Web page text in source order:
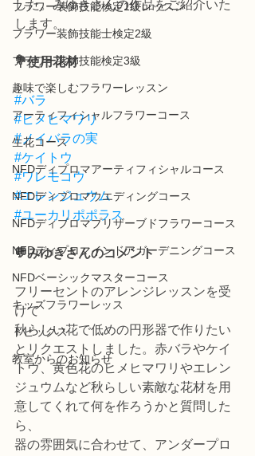
フラワー装飾技能検定1級レッスン
フラワー装飾技能士検定2級
フラワー装飾技能検定3級
趣味で楽しむフラワーレッスン
アーティフィシャルフラワーコース
生花コース
NFDディプロマアーティフィシャルコース
NFDディプロマウエディングコース
NFDディプロマプリザーブドフラワーコース
NFDディプロマインドアガーデニングコース
NFDベーシックマスターコース
キッズフラワーレッス
トピックス
教室からのお知らせ
した。みゆきさんの作品をご紹介いた
します。
💐使用花材
#バラ
#ヒメヒマワリ
#ノイバラの実
#ケイトウ
#ワレモコウ
#エレンジュウム
#ユーカリポポラス
💬みゆきさんのコメント
フリーセントのアレンジレッスンを受
けて
秋らしい花で低めの円形器で作りたい
とリクエストしました。赤バラやケイ
トウ、黄色花のヒメヒマワリやエレン
ジュウムなど秋らしい素敵な花材を用
意してくれて何を作ろうかと質問した
ら、
器の雰囲気に合わせて、アンダープロ